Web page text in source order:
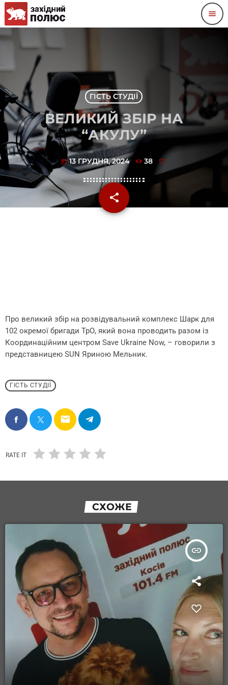
menu
ГІСТЬ СТУДІЇ
ВЕЛИКИЙ ЗБІР НА
“АКУЛУ”
today 13 ГРУДНЯ, 2024 38
share
email
Про великий збір на розвідувальний комплекс Шарк для
102 окремої бригади ТрО, який вона проводить разом із
Координаційним центром Save Ukraine Now, – говорили з
представницею SUN Яриною Мельник.
ГІСТЬ СТУДІЇ
email
RATE IT
СХОЖЕ
insert_link